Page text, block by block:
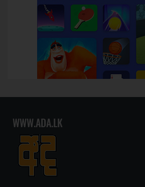
WWW.ADA.LK